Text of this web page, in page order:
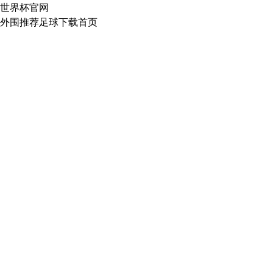
世界杯官网
外围推荐足球下载首页